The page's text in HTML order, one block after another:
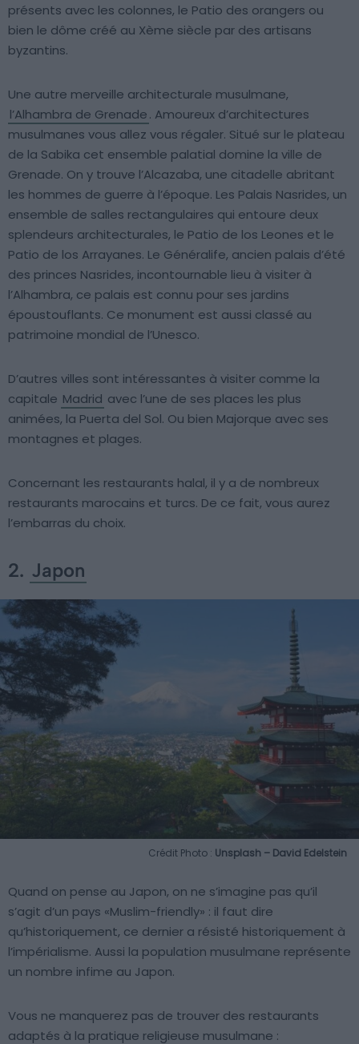
présents avec les colonnes, le Patio des orangers ou
bien le dôme créé au Xème siècle par des artisans
byzantins.
Une autre merveille architecturale musulmane,
l’Alhambra de Grenade. Amoureux d’architectures
musulmanes vous allez vous régaler. Situé sur le plateau
de la Sabika cet ensemble palatial domine la ville de
Grenade. On y trouve l’Alcazaba, une citadelle abritant
les hommes de guerre à l’époque. Les Palais Nasrides, un
ensemble de salles rectangulaires qui entoure deux
splendeurs architecturales, le Patio de los Leones et le
Patio de los Arrayanes. Le Généralife, ancien palais d’été
des princes Nasrides, incontournable lieu à visiter à
l’Alhambra, ce palais est connu pour ses jardins
époustouflants. Ce monument est aussi classé au
patrimoine mondial de l’Unesco.
D’autres villes sont intéressantes à visiter comme la
capitale Madrid avec l’une de ses places les plus
animées, la Puerta del Sol. Ou bien Majorque avec ses
montagnes et plages.
Concernant les restaurants halal, il y a de nombreux
restaurants marocains et turcs. De ce fait, vous aurez
l’embarras du choix.
2. Japon
Crédit Photo : Unsplash – David Edelstein
Quand on pense au Japon, on ne s’imagine pas qu’il
s’agit d’un pays «Muslim-friendly» : il faut dire
qu’historiquement, ce dernier a résisté historiquement à
l’impérialisme. Aussi la population musulmane représente
un nombre infime au Japon.
Vous ne manquerez pas de trouver des restaurants
adaptés à la pratique religieuse musulmane :